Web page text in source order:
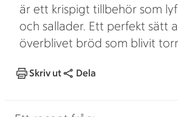
är ett krispigt tillbehör som
och sallader. Ett perfekt sätt
överblivet bröd som blivit
Skriv ut Dela